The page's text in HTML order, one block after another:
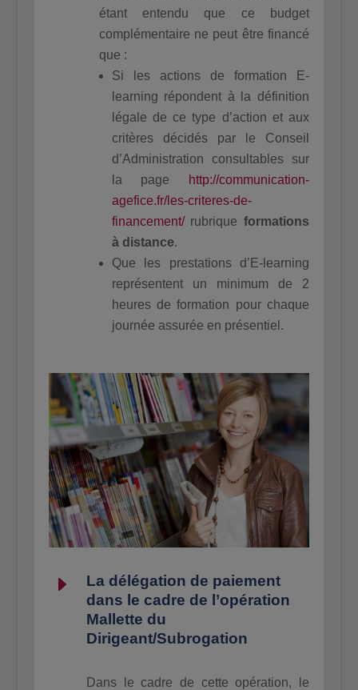
étant entendu que ce budget
complémentaire ne peut être financé
que :
Si les actions de formation E-
learning répondent à la définition
légale de ce type d’action et aux
critères décidés par le Conseil
d’Administration consultables sur
la page
http://communication-
agefice.fr/les-criteres-de-
financement/rubrique formations
à distance.
Que les prestations d’E-learning
représentent un minimum de 2
heures de formation pour chaque
journée assurée en présentiel.
E
La délégation de paiement
dans le cadre de l’opération
Mallette du
Dirigeant/Subrogation
Dans le cadre de cette opération, le